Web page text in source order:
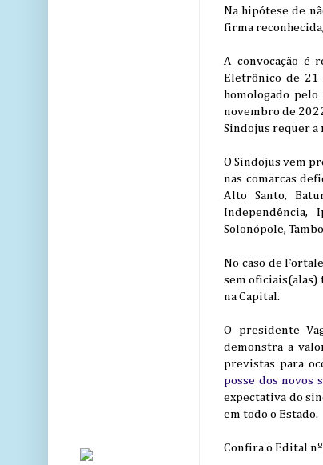
Na hipótese de
firma
A convocação é
Eletrônico de 21
homologado
novembro de
Sindojus requer a
O Sindojus vem
nas comarcas
Alto Santo,
Independência,
Solonópole,
No caso de
sem oficiais(alas)
na Capital.
O presidente
demonstra a
previstas para
posse dos novos
expectativa do
em todo o Estado.
Confira o Edital